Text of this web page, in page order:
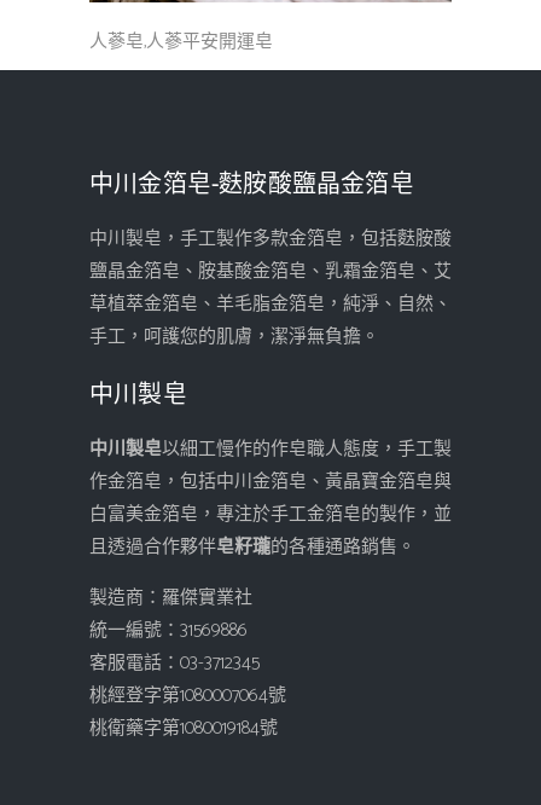
人蔘皂,人蔘平安開運皂
中川金箔皂-麩胺酸鹽晶金箔皂
中川製皂，手工製作多款金箔皂，包括麩胺酸
鹽晶金箔皂、胺基酸金箔皂、乳霜金箔皂、艾
草植萃金箔皂、羊毛脂金箔皂，純淨、自然、
手工，呵護您的肌膚，潔淨無負擔。
中川製皂
中川製皂以細工慢作的作皂職人態度，手工製
作金箔皂，包括中川金箔皂、黃晶寶金箔皂與
白富美金箔皂，專注於手工金箔皂的製作，並
且透過合作夥伴皂籽瓏的各種通路銷售。
製造商：羅傑實業社
統一編號：31569886
客服電話：03-3712345
桃經登字第1080007064號
桃衛藥字第1080019184號